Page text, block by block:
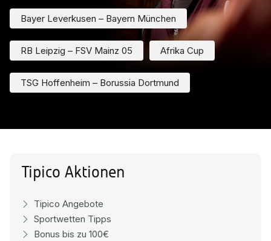
Bayer Leverkusen – Bayern München
RB Leipzig – FSV Mainz 05 Afrika Cup
TSG Hoffenheim – Borussia Dortmund
Tipico Aktionen
Tipico Angebote
Sportwetten Tipps
Bonus bis zu 100€